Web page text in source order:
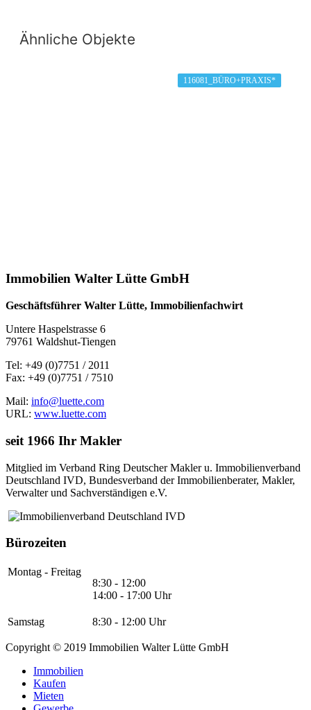
Ähnliche Objekte
116081_BÜRO+PRAXIS*
Immobilien Walter Lütte GmbH
Geschäftsführer Walter Lütte, Immobilienfachwirt
Untere Haspelstrasse 6
79761 Waldshut-Tiengen
Tel: +49 (0)7751 / 2011
Fax: +49 (0)7751 / 7510
Mail: info@luette.com
URL: www.luette.com
seit 1966 Ihr Makler
Mitglied im Verband Ring Deutscher Makler u. Immobilienverband
Deutschland IVD, Bundesverband der Immobilienberater, Makler,
Verwalter und Sachverständigen e.V.
Bürozeiten
Montag - Freitag
8:30 - 12:00
14:00 - 17:00 Uhr
Samstag 8:30 - 12:00 Uhr
Copyright © 2019 Immobilien Walter Lütte GmbH
Immobilien
Kaufen
Mieten